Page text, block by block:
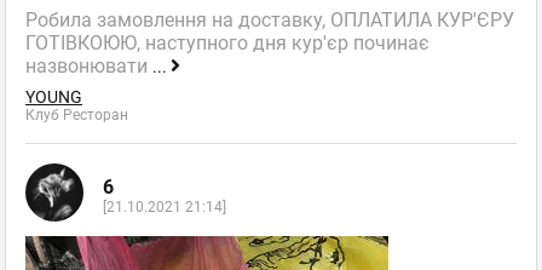
Робила замовлення на доставку, ОПЛАТИЛА КУР'ЄРУ
ГОТІВКОЮЮ, наступного дня кур'єр починає
назвонювати ...
YOUNG
Клуб Ресторан
6
[21.10.2021 21:14]